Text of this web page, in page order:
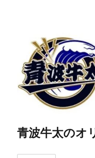
青波牛太のオ